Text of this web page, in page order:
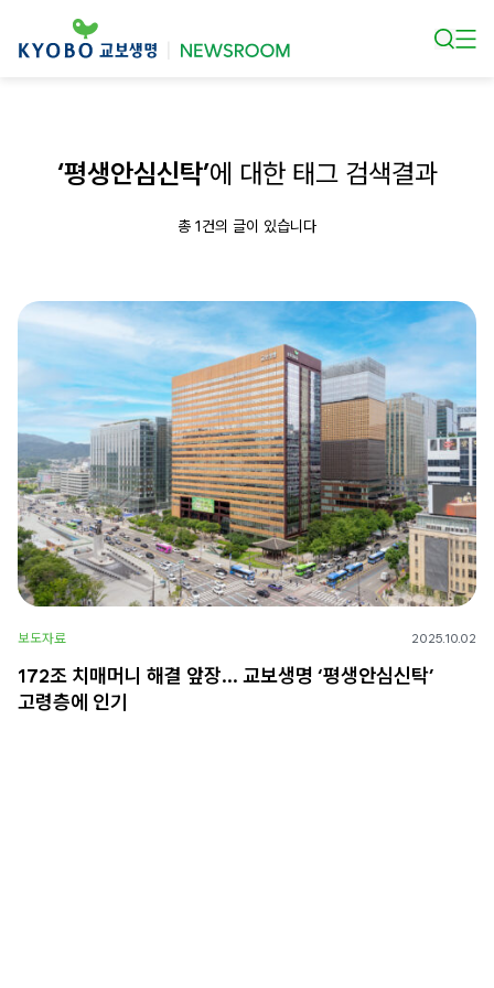
‘평생안심신탁’에 대한 태그 검색결과
총 1건의 글이 있습니다
보도자료 2025.10.02
172조 치매머니 해결 앞장… 교보생명 ‘평생안심신탁’
고령층에 인기